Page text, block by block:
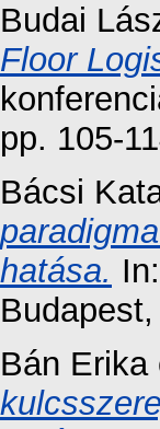
Budai
Floor
pp. 105-
Bácsi
hatása.
Bán Erika